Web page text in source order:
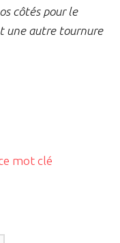
côtés pour le
une autre tournure
mot clé